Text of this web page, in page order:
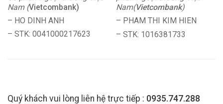
Nam (Vietcombank)
– HO DINH ANH
– STK: 0041000217623
Nam(Vietcombank)
– PHAM THI KIM HIEN
– STK: 1016381733
Quý khách vui lòng liên hệ trực tiếp : 0935.747.288